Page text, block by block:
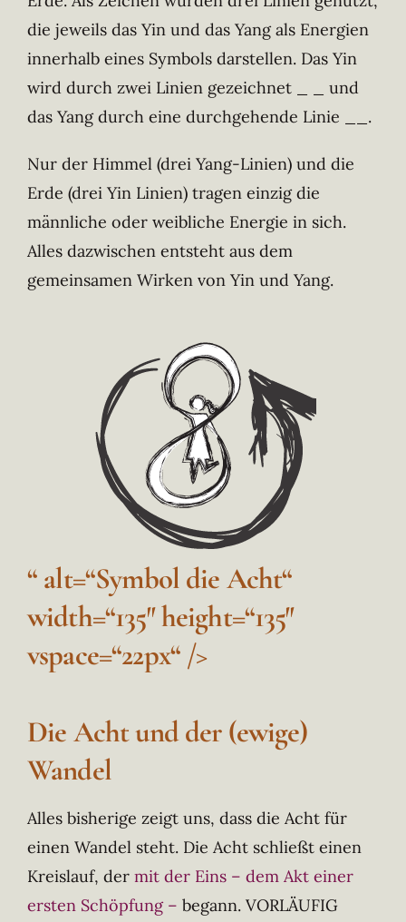
die jeweils das Yin und das Yang als Energien
innerhalb eines Symbols darstellen. Das Yin
wird durch zwei Linien gezeichnet _ _ und
das Yang durch eine durchgehende Linie __.
Nur der Himmel (drei Yang-Linien) und die
Erde (drei Yin Linien) tragen einzig die
männliche oder weibliche Energie in sich.
Alles dazwischen entsteht aus dem
gemeinsamen Wirken von Yin und Yang.
“ alt=“Symbol die Acht“
width=“135″ height=“135″
vspace=“22px“ />
Die Acht und der (ewige)
Wandel
Alles bisherige zeigt uns, dass die Acht für
einen Wandel steht. Die Acht schließt einen
Kreislauf, der mit der Eins – dem Akt einer
ersten Schöpfung – begann. VORLÄUFIG